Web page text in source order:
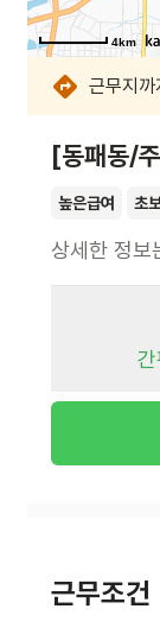
4km
4km
4km
4km
4km
4km
4km
4km
근무지
[동패동/
높은급여 초
상세한 정보
근무조건